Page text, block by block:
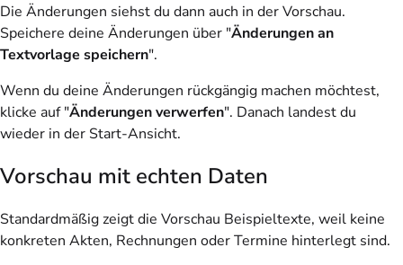
Die Änderungen siehst du dann auch in der Vorschau.
Speichere deine Änderungen über "Änderungen an
Textvorlage speichern".
Wenn du deine Änderungen rückgängig machen möchtest,
klicke auf "Änderungen verwerfen". Danach landest du
wieder in der Start-Ansicht.
Vorschau mit echten Daten
Standardmäßig zeigt die Vorschau Beispieltexte, weil keine
konkreten Akten, Rechnungen oder Termine hinterlegt sind.